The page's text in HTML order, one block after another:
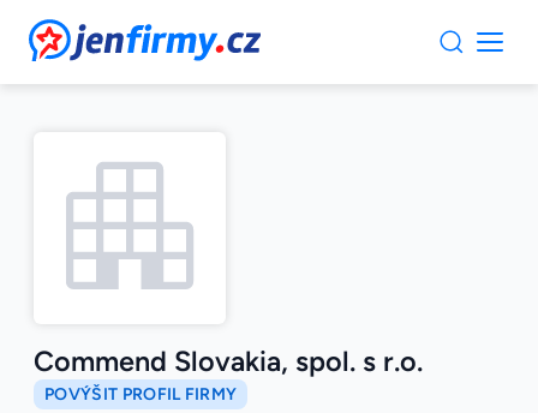
JenFirmy.cz
Commend Slovakia, spol. s r.o.
POVÝŠIT PROFIL FIRMY